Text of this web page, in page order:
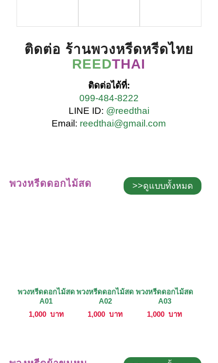
ติดต่อ ร้านพวงหรีดหรีดไทย
REEDTHAI
ติดต่อได้ที่:
099-484-8222
LINE ID: @reedthai
Email: reedthai@gmail.com
พวงหรีดดอกไม้สด >>ดูแบบทั้งหมด
พวงหรีดดอกไม้สด
A01
1,000 บาท
พวงหรีดดอกไม้สด
A02
1,000 บาท
พวงหรีดดอกไม้สด
A03
1,000 บาท